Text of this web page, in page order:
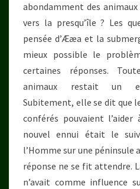
abondamment des
vers la presqu’île ? Les
pensée d’Ææa et la
mieux possible le
certaines réponses.
animaux restait un
Subitement, elle se dit que
conférés pouvaient
nouvel ennui était le
l’Homme sur une péninsule
réponse ne se fit attendre.
n’avait comme influence